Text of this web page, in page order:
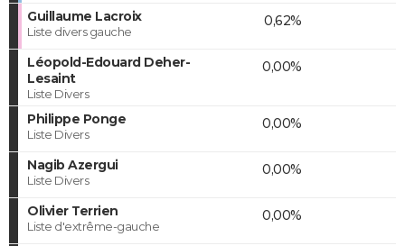
Guillaume Lacroix
Liste divers gauche
0,62%
Léopold-Edouard Deher-
Lesaint
Liste Divers
0,00%
Philippe Ponge
Liste Divers
0,00%
Nagib Azergui
Liste Divers
0,00%
Olivier Terrien
Liste d'extrême-gauche
0,00%